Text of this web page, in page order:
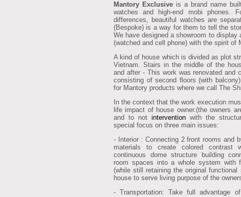
Mantory Exclusive is a brand name
watches and high-end mobi phones.
differences, beautiful watches are
(Bespoke) is a way for them to tell the
We have designed a showroom to display
(watched and cell phone) with the spirit of
A kind of house which is divided as plot
Vietnam. Stairs in the middle of the
and after - This work was renovated and
consisting of second floors (with
for Mantory products where we call The
In the context that the work execution
life impact of house owner.(the owners
and to not intervention with the
special focus on three main issues:
- Interior : Connecting 2 front rooms and
materials to create colored
continuous dome structure building
room spaces into a whole system with
(while still retaining the original
house to serve living purpose of the
- Transportation: Take full advantage